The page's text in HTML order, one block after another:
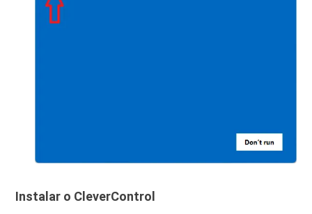
Instalar o CleverControl